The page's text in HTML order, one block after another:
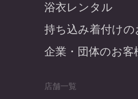
浴衣レンタル
持ち込み着付け
企業・団体のお客
店舗一覧